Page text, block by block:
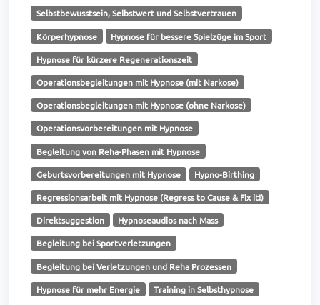
Selbstbewusstsein, Selbstwert und Selbstvertrauen
Körperhypnose Hypnose für bessere Spielzüge im Sport
Hypnose für kürzere Regenerationszeit
Operationsbegleitungen mit Hypnose (mit Narkose)
Operationsbegleitungen mit Hypnose (ohne Narkose)
Operationsvorbereitungen mit Hypnose
Begleitung von Reha-Phasen mit Hypnose
Geburtsvorbereitungen mit Hypnose Hypno-Birthing
Regressionsarbeit mit Hypnose (Regress to Cause & Fix it!)
Direktsuggestion Hypnoseaudios nach Mass
Begleitung bei Sportverletzungen
Begleitung bei Verletzungen und Reha Prozessen
Hypnose für mehr Energie Training in Selbsthypnose